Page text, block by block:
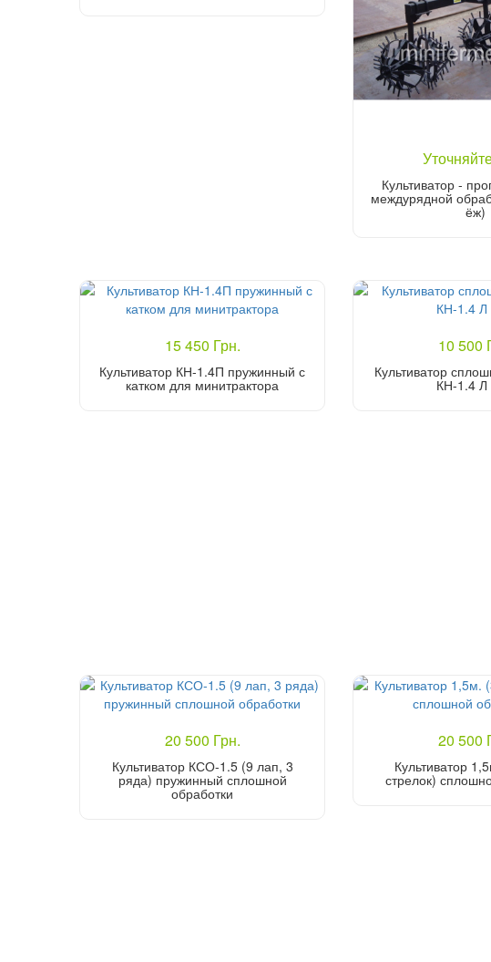
Культиватор -
междурядной
ёж)
15 450 Грн.
Культиватор КН-1.4П пружинный с
катком для минитрактора
10 500
Культиватор
КН-1.4 Л
20 500 Грн.
Культиватор КСО-1.5 (9 лап, 3
ряда) пружинный сплошной
обработки
20 500
Культиватор
стрелок)